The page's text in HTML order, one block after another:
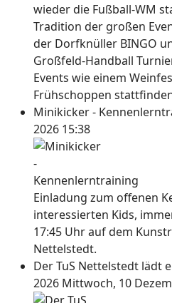
wieder die Fußball-WM
Tradition der großen
der Dorfknüller BINGO
Großfeld-Handball
Events wie einem
Frühschoppen
Minikicker -
2026 15:38
Einladung zum offenen
interessierten Kids,
17:45 Uhr auf dem
Nettelstedt.
Der TuS Nettelstedt lädt
2026 Mittwoch, 10